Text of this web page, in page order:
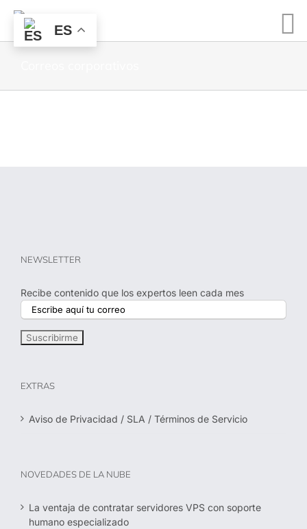
NEWSLETTER
Recibe contenido que los expertos leen cada mes
EXTRAS
Aviso de Privacidad / SLA / Términos de Servicio
NOVEDADES DE LA NUBE
La ventaja de contratar servidores VPS con soporte
humano especializado
ES